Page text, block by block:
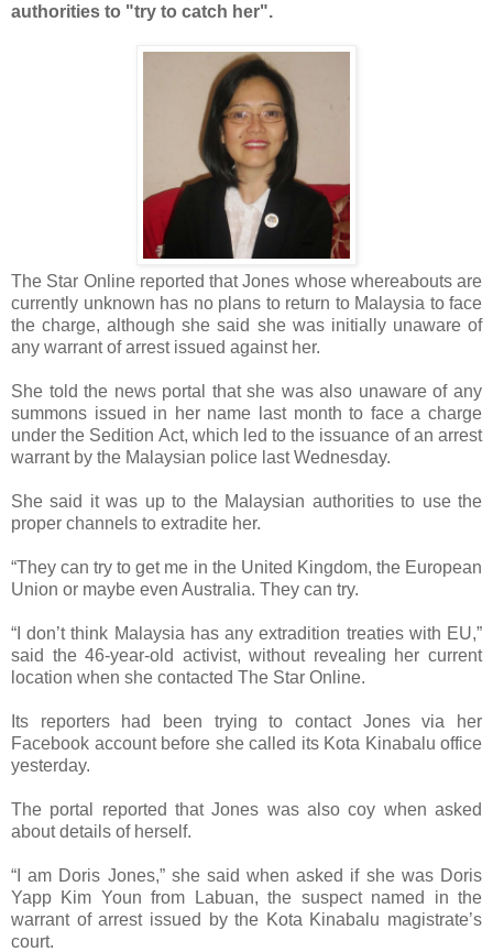
authorities to "try to catch her".
The Star Online reported that Jones whose whereabouts are
currently unknown has no plans to return to Malaysia to face
the charge, although she said she was initially unaware of
any warrant of arrest issued against her.
She told the news portal that she was also unaware of any
summons issued in her name last month to face a charge
under the Sedition Act, which led to the issuance of an arrest
warrant by the Malaysian police last Wednesday.
She said it was up to the Malaysian authorities to use the
proper channels to extradite her.
“They can try to get me in the United Kingdom, the European
Union or maybe even Australia. They can try.
“I don’t think Malaysia has any extradition treaties with EU,”
said the 46-year-old activist, without revealing her current
location when she contacted The Star Online.
Its reporters had been trying to contact Jones via her
Facebook account before she called its Kota Kinabalu office
yesterday.
The portal reported that Jones was also coy when asked
about details of herself.
“I am Doris Jones,” she said when asked if she was Doris
Yapp Kim Youn from Labuan, the suspect named in the
warrant of arrest issued by the Kota Kinabalu magistrate’s
court.